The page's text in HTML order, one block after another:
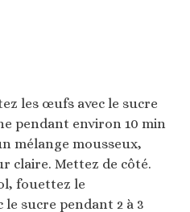
les œufs avec le sucre
pendant environ 10 min
mélange mousseux,
claire. Mettez de côté.
fouettez le
le sucre pendant 2 à 3